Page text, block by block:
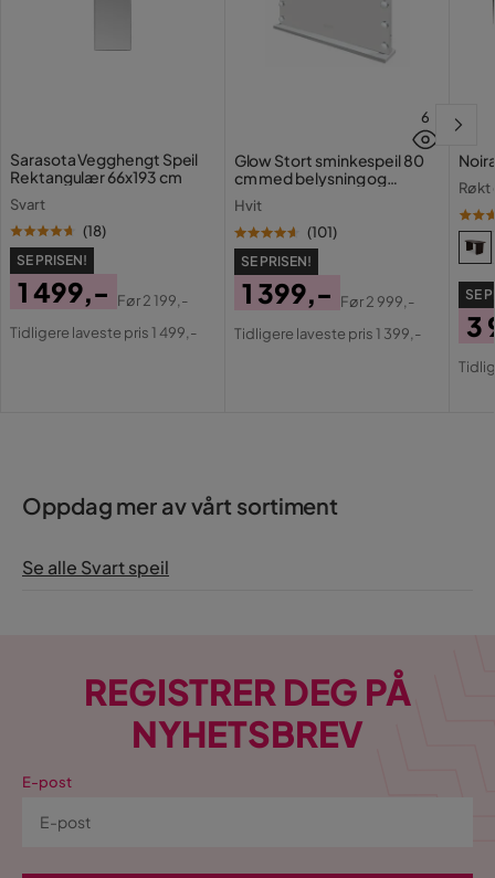
Sarasota Vegghengt Speil
Rektangulær 66x193 cm
Svart
(18)
SE PRISEN!
Pris
1 499,-
Original
Før2 199,-
Tidligere laveste pris 1 499,-
6
Glow Stort sminkespeil 80
cm med belysning og
lamper – Hollywood-speil
med USB-lading
Hvit
(101)
SE PRISEN!
Pris
1 399,-
Original
Før2 999,-
Tidligere laveste pris 1 399,-
Røkt
SE
3
Oppdag mer av vårt sortiment
Se alle Svart speil
REGISTRER DEG PÅ
NYHETSBREV
E-post